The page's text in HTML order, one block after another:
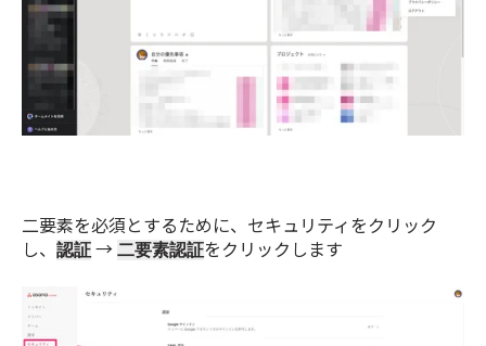
二要素を必須とするために、セキュリティをクリック
し、 認証 → 二要素認証をクリックします